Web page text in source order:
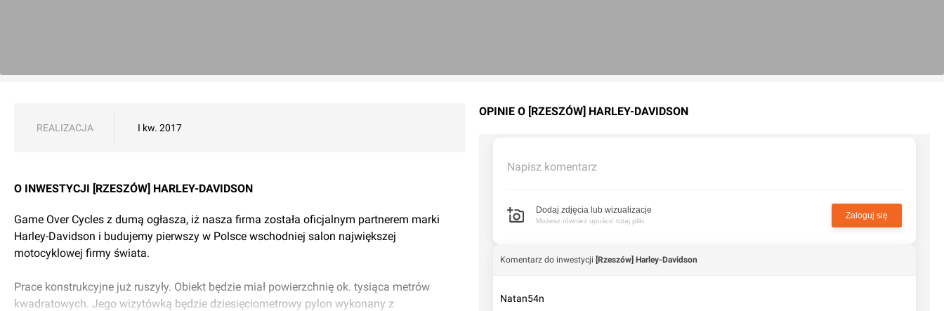
REALIZACJA I kw. 2017
O INWESTYCJI [RZESZÓW] HARLEY-DAVIDSON
Game Over Cycles z dumą ogłasza, iż nasza firma została oficjalnym partnerem marki
Harley-Davidson i budujemy pierwszy w Polsce wschodniej salon największej
motocyklowej firmy świata.
Prace konstrukcyjne już ruszyły. Obiekt będzie miał powierzchnię ok. tysiąca metrów
kwadratowych. Jego wizytówką będzie dziesięciometrowy pylon wykonany z
OPINIE O [RZESZÓW] HARLEY-DAVIDSON
Napisz komentarz
Dodaj zdjęcia lub wizualizacje
Możesz również upuścić tutaj pliki
Zaloguj się
Komentarz do inwestycji [Rzeszów] Harley-Davidson
Natan54n